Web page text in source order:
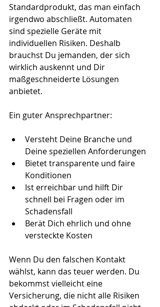
Standardprodukt, das man einfach
irgendwo abschließt. Automaten
sind spezielle Geräte mit
individuellen Risiken. Deshalb
brauchst Du jemanden, der sich
wirklich auskennt und Dir
maßgeschneiderte Lösungen
anbietet.
Ein guter Ansprechpartner:
Versteht Deine Branche und
Deine speziellen Anforderungen
Bietet transparente und faire
Konditionen
Ist erreichbar und hilft Dir
schnell bei Fragen oder im
Schadensfall
Berät Dich ehrlich und ohne
versteckte Kosten
Wenn Du den falschen Kontakt
wählst, kann das teuer werden. Du
bekommst vielleicht eine
Versicherung, die nicht alle Risiken